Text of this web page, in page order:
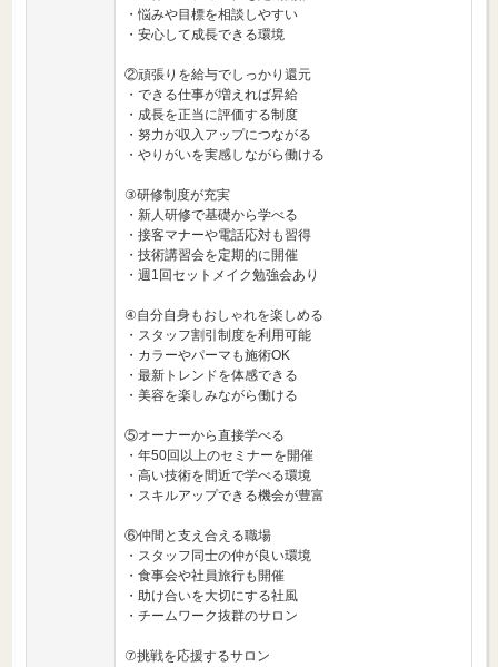
・悩みや目標を相談しやすい
・安心して成長できる環境
②頑張りを給与でしっかり還元
・できる仕事が増えれば昇給
・成長を正当に評価する制度
・努力が収入アップにつながる
・やりがいを実感しながら働ける
③研修制度が充実
・新人研修で基礎から学べる
・接客マナーや電話応対も習得
・技術講習会を定期的に開催
・週1回セットメイク勉強会あり
④自分自身もおしゃれを楽しめる
・スタッフ割引制度を利用可能
・カラーやパーマも施術OK
・最新トレンドを体感できる
・美容を楽しみながら働ける
⑤オーナーから直接学べる
・年50回以上のセミナーを開催
・高い技術を間近で学べる環境
・スキルアップできる機会が豊富
⑥仲間と支え合える職場
・スタッフ同士の仲が良い環境
・食事会や社員旅行も開催
・助け合いを大切にする社風
・チームワーク抜群のサロン
⑦挑戦を応援するサロン